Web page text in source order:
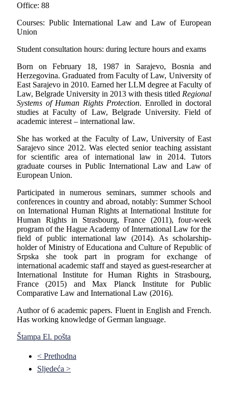
Office: 88
Courses: Public International Law and Law of European
Union
Student consultation hours: during lecture hours and exams
Born on February 18, 1987 in Sarajevo, Bosnia and
Herzegovina. Graduated from Faculty of Law, University of
East Sarajevo in 2010. Earned her LLM degree at Faculty of
Law, Belgrade University in 2013 with thesis titled Regional
Systems of Human Rights Protection. Enrolled in doctoral
studies at Faculty of Law, Belgrade University. Field of
academic interest – international law.
She has worked at the Faculty of Law, University of East
Sarajevo since 2012. Was elected senior teaching assistant
for scientific area of international law in 2014. Tutors
graduate courses in Public International Law and Law of
European Union.
Participated in numerous seminars, summer schools and
conferences in country and abroad, notably: Summer School
on International Human Rights at International Institute for
Human Rights in Strasbourg, France (2011), four-week
program of the Hague Academy of International Law for the
field of public international law (2014). As scholarship-
holder of Ministry of Educationa and Culture of Republic of
Srpska she took part in program for exchange of
international academic staff and stayed as guest-researcher at
International Institute for Human Rights in Strasbourg,
France (2015) and Max Planck Institute for Public
Comparative Law and International Law (2016).
Author of 6 academic papers. Fluent in English and French.
Has working knowledge of German language.
Štampa El. pošta
< Prethodna
Sljedeća >